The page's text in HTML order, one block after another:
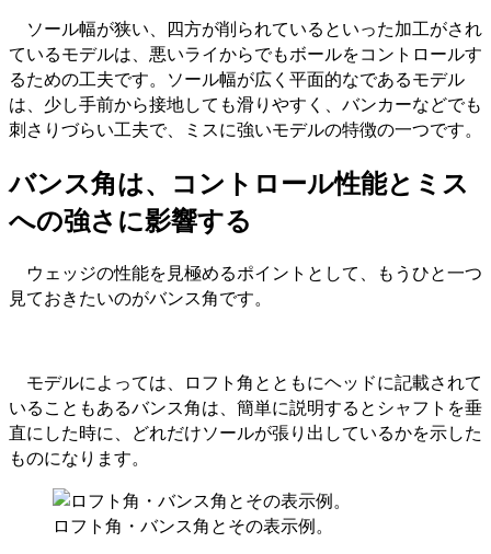
ソール幅が狭い、四方が削られているといった加工がされ
ているモデルは、悪いライからでもボールをコントロールす
るための工夫です。ソール幅が広く平面的なであるモデル
は、少し手前から接地しても滑りやすく、バンカーなどでも
刺さりづらい工夫で、ミスに強いモデルの特徴の一つです。
バンス角は、コントロール性能とミス
への強さに影響する
ウェッジの性能を見極めるポイントとして、もうひと一つ
見ておきたいのがバンス角です。
モデルによっては、ロフト角とともにヘッドに記載されて
いることもあるバンス角は、簡単に説明するとシャフトを垂
直にした時に、どれだけソールが張り出しているかを示した
ものになります。
ロフト角・バンス角とその表示例。